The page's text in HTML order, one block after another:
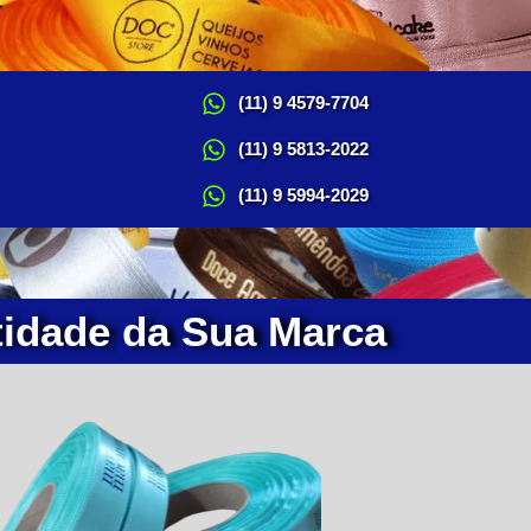
(11) 9 4579-7704
(11) 9 5813-2022
(11) 9 5994-2029
da Sua Marca